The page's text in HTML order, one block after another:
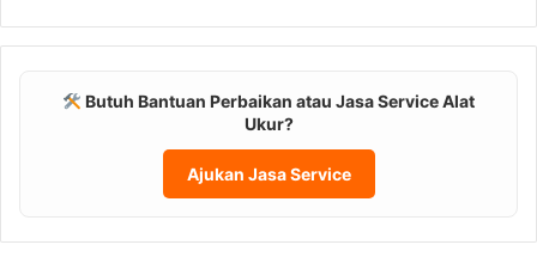
Butuh Bantuan Perbaikan atau Jasa Service Alat
Ukur?
Ajukan Jasa Service